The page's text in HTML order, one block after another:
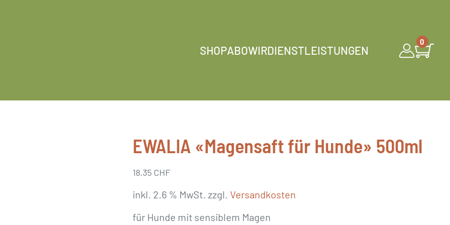
SHOPABOWIRDIENSTLEISTUNGEN
0
EWALIA «Magensaft für Hunde» 500ml
18.35 CHF
inkl. 2.6 % MwSt. zzgl. Versandkosten
für Hunde mit sensiblem Magen